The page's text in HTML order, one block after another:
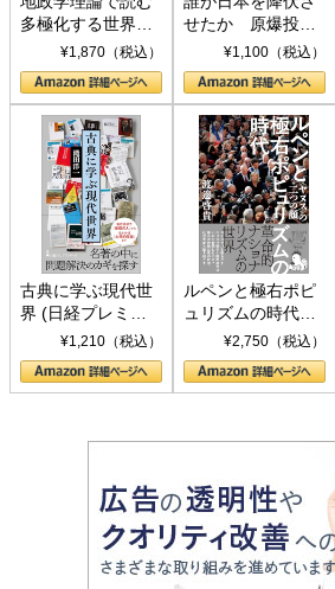
多極化する世界：
トランプとBRICS
の挑戦
¥1,870（税込）
せたか 原爆投
下、ソ連参戦、そ
して聖断 (PHP新
書)
¥1,100（税込）
古典に学ぶ現代世
界 (日経プレミア
シリーズ)¥1,210（税込）
ルペンと極右ポピ
ュリズムの時代：
〈ヤヌス〉の二つ
の顔
¥2,750（税込）